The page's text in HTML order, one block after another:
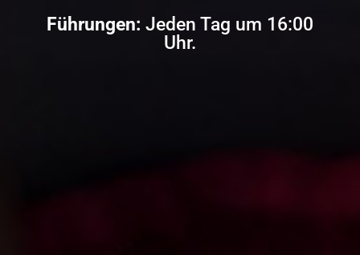
Führungen: Jeden Tag um 16:00
Uhr.